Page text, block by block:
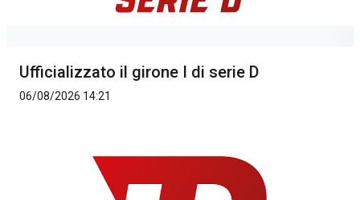
Ufficializzato il girone I di serie D
06/08/2026 14:21